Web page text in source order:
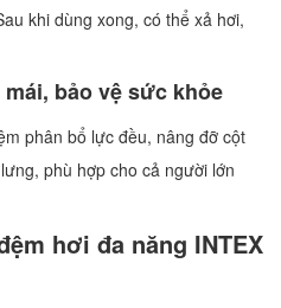
khi dùng xong, có thể xả hơi,
bảo vệ sức khỏe
phân bổ lực đều, nâng đỡ cột
phù hợp cho cả người lớn
hơi đa năng INTEX